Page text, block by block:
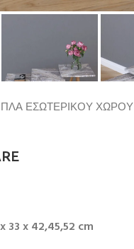
ΕΣΩΤΕΡΙΚΟΥ ΧΩΡΟΥ
33 x 42,45,52 cm